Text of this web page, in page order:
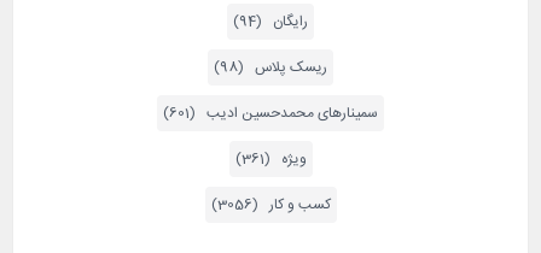
رایگان (94)
ریسک پلاس (98)
سمینارهای محمدحسین ادیب (601)
ویژه (361)
کسب و کار (3056)